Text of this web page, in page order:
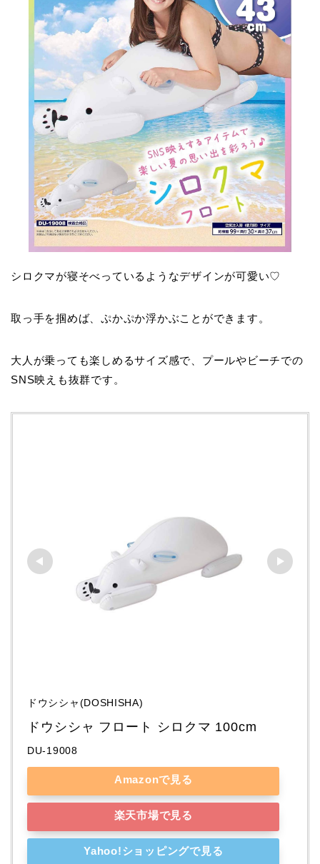
シロクマが寝そべっているようなデザインが可愛い♡
取っ手を掴めば、ぷかぷか浮かぶことができます。
大人が乗っても楽しめるサイズ感で、プールやビーチでの
SNS映えも抜群です。
ドウシシャ(DOSHISHA)
ドウシシャ フロート シロクマ 100cm
DU-19008
Amazonで見る
楽天市場で見る
Yahoo!ショッピングで見る